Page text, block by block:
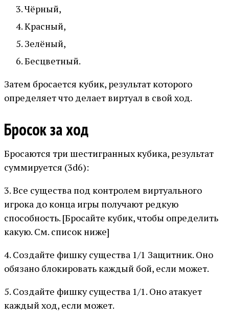
Чёрный,
Красный,
Зелёный,
Бесцветный.
Затем бросается кубик, результат которого
определяет что делает виртуал в свой ход.
Бросок за ход
Бросаются три шестигранных кубика, результат
суммируется (3d6):
3. Все существа под контролем виртуального
игрока до конца игры получают редкую
способность. [Бросайте кубик, чтобы определить
какую. См. список ниже]
4. Создайте фишку существа 1/1 Защитник. Оно
обязано блокировать каждый бой, если может.
5. Создайте фишку существа 1/1. Оно атакует
каждый ход, если может.